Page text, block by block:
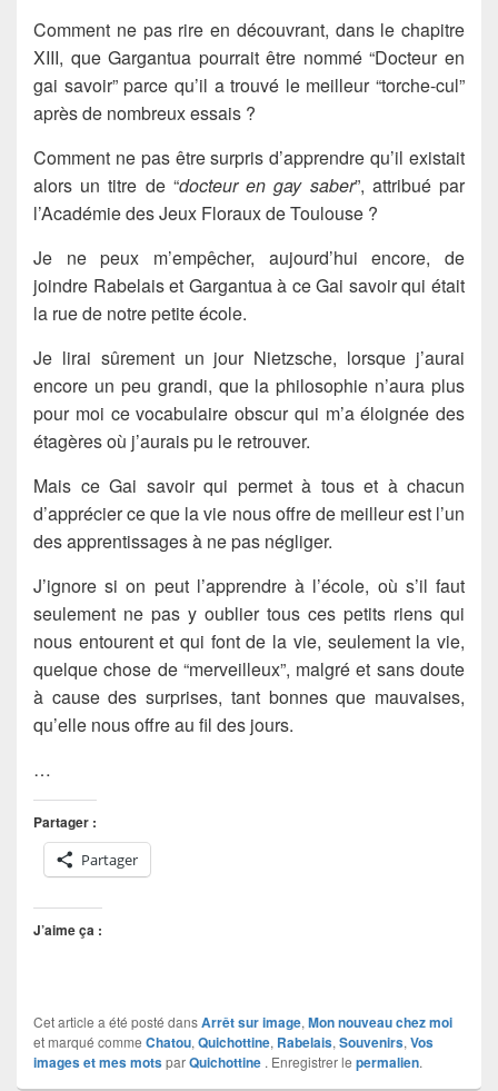
Comment ne pas rire en découvrant, dans le chapitre
XIII, que Gargantua pourrait être nommé “Docteur en
gai savoir” parce qu’il a trouvé le meilleur “torche-cul”
après de nombreux essais ?
Comment ne pas être surpris d’apprendre qu’il existait
alors un titre de “docteur en gay saber”, attribué par
l’Académie des Jeux Floraux de Toulouse ?
Je ne peux m’empêcher, aujourd’hui encore, de
joindre Rabelais et Gargantua à ce Gai savoir qui était
la rue de notre petite école.
Je lirai sûrement un jour Nietzsche, lorsque j’aurai
encore un peu grandi, que la philosophie n’aura plus
pour moi ce vocabulaire obscur qui m’a éloignée des
étagères où j’aurais pu le retrouver.
Mais ce Gai savoir qui permet à tous et à chacun
d’apprécier ce que la vie nous offre de meilleur est l’un
des apprentissages à ne pas négliger.
J’ignore si on peut l’apprendre à l’école, où s’il faut
seulement ne pas y oublier tous ces petits riens qui
nous entourent et qui font de la vie, seulement la vie,
quelque chose de “merveilleux”, malgré et sans doute
à cause des surprises, tant bonnes que mauvaises,
qu’elle nous offre au fil des jours.
…
Partager :
Partager
J’aime ça :
Cet article a été posté dansArrêt sur image, Mon nouveau chez moi
et marqué comme Chatou, Quichottine, Rabelais, Souvenirs, Vos
images et mes motsparQuichottine . Enregistrer le permalien.